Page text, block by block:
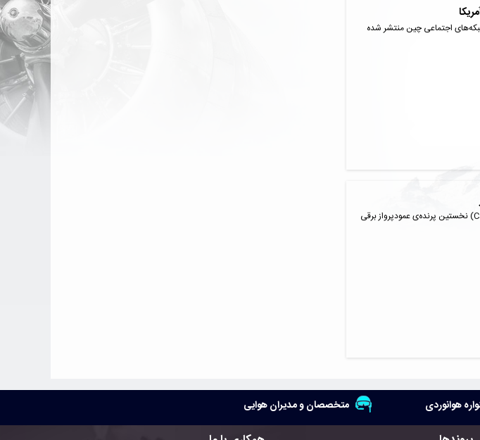
اجتماعی چین منتشر شده
هواپیمای جدید Evito V200 CG Carryoir (یا CarryAll V2000CG) نخستین پرنده‌ی عمودپرواز برقی
هوانوردی متخصصان و مدیران هوایی